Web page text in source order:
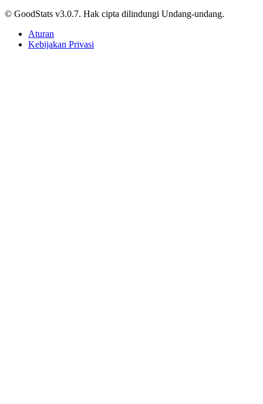
© GoodStats v3.0.7. Hak cipta dilindungi Undang-undang.
Aturan
Kebijakan Privasi